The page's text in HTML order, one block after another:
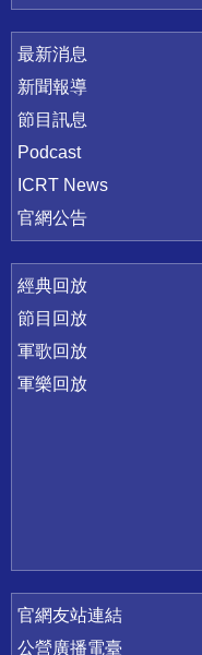
最新消息
新聞報導
節目訊息
Podcast
ICRT News
官網公告
經典回放
節目回放
軍歌回放
軍樂回放
官網友站連結
公營廣播電臺